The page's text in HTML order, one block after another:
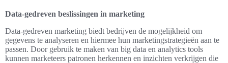
Data-gedreven beslissingen in marketing
Data-gedreven marketing biedt bedrijven de mogelijkheid om
gegevens te analyseren en hiermee hun marketingstrategieën aan te
passen. Door gebruik te maken van big data en analytics tools
kunnen marketeers patronen herkennen en inzichten verkrijgen die